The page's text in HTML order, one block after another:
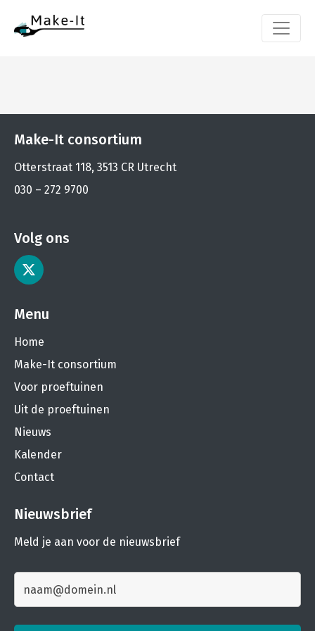
Make-It consortium
Otterstraat 118, 3513 CR Utrecht
030 – 272 9700
Volg ons
Menu
Home
Make-It consortium
Voor proeftuinen
Uit de proeftuinen
Nieuws
Kalender
Contact
Nieuwsbrief
Meld je aan voor de nieuwsbrief